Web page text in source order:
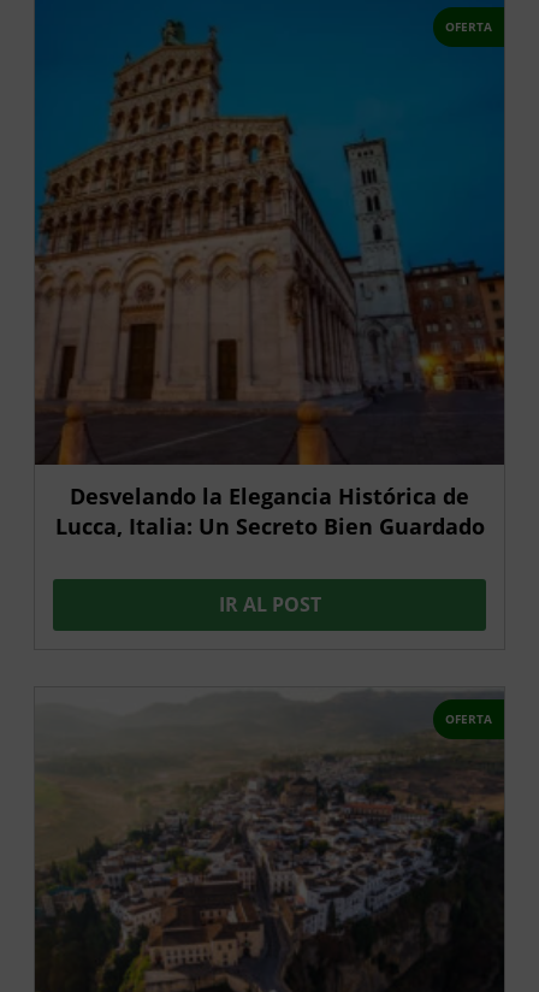
OFERTA
Desvelando la Elegancia Histórica de
Lucca, Italia: Un Secreto Bien Guardado
IR AL POST
OFERTA